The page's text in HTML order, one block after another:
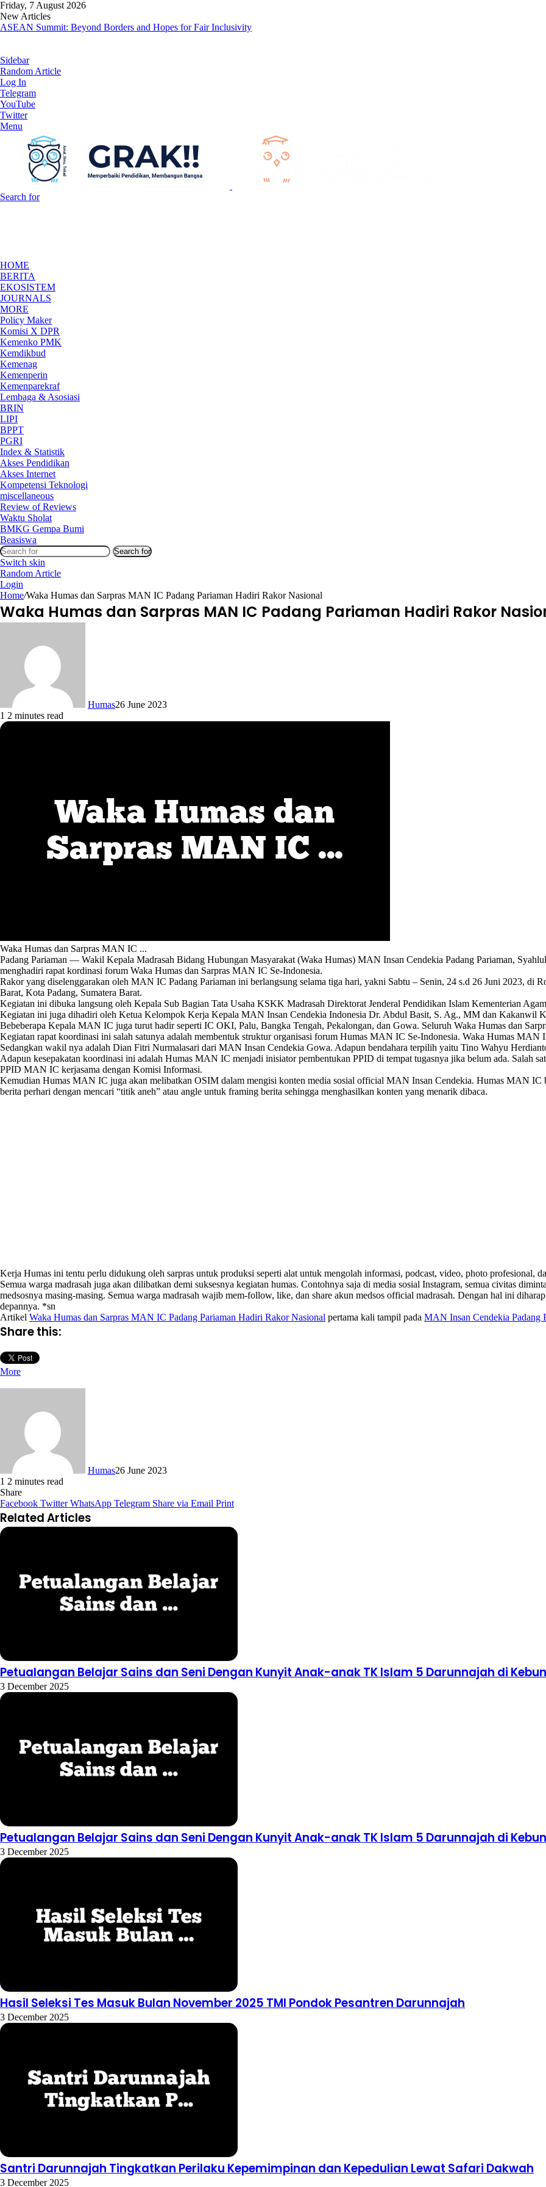
Friday, 7 August 2026
New Articles
ASEAN Summit: Beyond Borders and Hopes for Fair Inclusivity
Sidebar
Random Article
Log In
Telegram
YouTube
Twitter
Menu
Search for
HOME
BERITA
EKOSISTEM
JOURNALS
MORE
Policy Maker
Komisi X DPR
Kemenko PMK
Kemdikbud
Kemenag
Kemenperin
Kemenparekraf
Lembaga & Asosiasi
BRIN
LIPI
BPPT
PGRI
Index & Statistik
Akses Pendidikan
Akses Internet
Kompetensi Teknologi
miscellaneous
Review of Reviews
Waktu Sholat
BMKG Gempa Bumi
Beasiswa
Search for
Switch skin
Random Article
Login
Home/Waka Humas dan Sarpras MAN IC Padang Pariaman Hadiri Rakor Nasional
Waka Humas dan Sarpras MAN IC Padang Pariaman Hadiri Rakor
Humas26 June 2023
1 2 minutes read
Waka Humas dan Sarpras MAN IC ...
Padang Pariaman — Wakil Kepala Madrasah Bidang Hubungan Masyarakat (Waka Humas) MAN Insan Cendekia Padang Pariaman,
menghadiri rapat kordinasi forum Waka Humas dan Sarpras MAN IC Se-Indonesia.
Rakor yang diselenggarakan oleh MAN IC Padang Pariaman ini berlangsung selama tiga hari, yakni Sabtu – Senin, 24 s.d 26 Juni 2023, di
Barat, Kota Padang, Sumatera Barat.
Kegiatan ini dibuka langsung oleh Kepala Sub Bagian Tata Usaha KSKK Madrasah Direktorat Jenderal Pendidikan Islam Kementerian
Kegiatan ini juga dihadiri oleh Ketua Kelompok Kerja Kepala MAN Insan Cendekia Indonesia Dr. Abdul Basit, S. Ag., MM dan Kakanwil
Bebeberapa Kepala MAN IC juga turut hadir seperti IC OKI, Palu, Bangka Tengah, Pekalongan, dan Gowa. Seluruh Waka Humas dan
Kegiatan rapat koordinasi ini salah satunya adalah membentuk struktur organisasi forum Humas MAN IC Se-Indonesia. Waka Humas MAN
Sedangkan wakil nya adalah Dian Fitri Nurmalasari dari MAN Insan Cendekia Gowa. Adapun bendahara terpilih yaitu Tino Wahyu
Adapun kesepakatan koordinasi ini adalah Humas MAN IC menjadi inisiator pembentukan PPID di tempat tugasnya jika belum ada. Salah
PPID MAN IC kerjasama dengan Komisi Informasi.
Kemudian Humas MAN IC juga akan melibatkan OSIM dalam mengisi konten media sosial official MAN Insan Cendekia. Humas MAN IC
berita perhari dengan mencari “titik aneh” atau angle untuk framing berita sehingga menghasilkan konten yang menarik dibaca.
Kerja Humas ini tentu perlu didukung oleh sarpras untuk produksi seperti alat untuk mengolah informasi, podcast, video, photo profesional,
Semua warga madrasah juga akan dilibatkan demi suksesnya kegiatan humas. Contohnya saja di media sosial Instagram, semua civitas
medsosnya masing-masing. Semua warga madrasah wajib mem-follow, like, dan share akun medsos official madrasah. Dengan hal ini
depannya. *sn
Artikel Waka Humas dan Sarpras MAN IC Padang Pariaman Hadiri Rakor Nasional pertama kali tampil pada MAN Insan Cendekia Padang
Share this:
More
Humas26 June 2023
1 2 minutes read
Share
Facebook Twitter WhatsApp Telegram Share via Email Print
Related Articles
Petualangan Belajar Sains dan Seni Dengan Kunyit Anak-anak TK Islam 5 Darunnajah di Kebun
3 December 2025
Petualangan Belajar Sains dan Seni Dengan Kunyit Anak-anak TK Islam 5 Darunnajah di Kebun
3 December 2025
Hasil Seleksi Tes Masuk Bulan November 2025 TMI Pondok Pesantren Darunnajah
3 December 2025
Santri Darunnajah Tingkatkan Perilaku Kepemimpinan dan Kepedulian Lewat Safari Dakwah
3 December 2025